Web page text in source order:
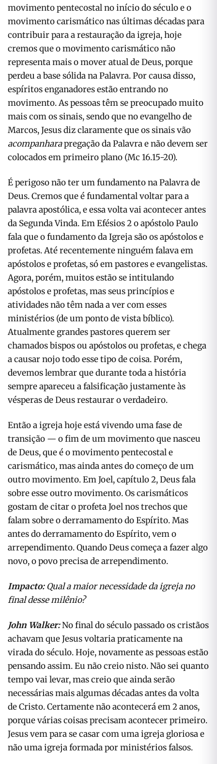
movimento pentecostal no início do século e o
movimento carismático nas últimas décadas para
contribuir para a restauração da igreja, hoje
cremos que o movimento carismático não
representa mais o mover atual de Deus, porque
perdeu a base sólida na Palavra. Por causa disso,
espíritos enganadores estão entrando no
movimento. As pessoas têm se preocupado muito
mais com os sinais, sendo que no evangelho de
Marcos, Jesus diz claramente que os sinais vão
acompanharapregação da Palavra e não devem ser
colocados em primeiro plano (Mc 16.15-20).
É perigoso não ter um fundamento na Palavra de
Deus. Cremos que é fundamental voltar para a
palavra apostólica, e essa volta vai acontecer antes
da Segunda Vinda. Em Efésios 2 o apóstolo Paulo
fala que o fundamento da Igreja são os apóstolos e
profetas. Até recentemente ninguém falava em
apóstolos e profetas, só em pastores e evangelistas.
Agora, porém, muitos estão se intitulando
apóstolos e profetas, mas seus princípios e
atividades não têm nada a ver com esses
ministérios (de um ponto de vista bíblico).
Atualmente grandes pastores querem ser
chamados bispos ou apóstolos ou profetas, e chega
a causar nojo todo esse tipo de coisa. Porém,
devemos lembrar que durante toda a história
sempre apareceu a falsificação justamente às
vésperas de Deus restaurar o verdadeiro.
Então a igreja hoje está vivendo uma fase de
transição — o fim de um movimento que nasceu
de Deus, que é o movimento pentecostal e
carismático, mas ainda antes do começo de um
outro movimento. Em Joel, capítulo 2, Deus fala
sobre esse outro movimento. Os carismáticos
gostam de citar o profeta Joel nos trechos que
falam sobre o derramamento do Espírito. Mas
antes do derramamento do Espírito, vem o
arrependimento. Quando Deus começa a fazer algo
novo, o povo precisa de arrependimento.
Impacto:Qual a maior necessidade da igreja no
final desse milênio?
John Walker:No final do século passado os cristãos
achavam que Jesus voltaria praticamente na
virada do século. Hoje, novamente as pessoas estão
pensando assim. Eu não creio nisto. Não sei quanto
tempo vai levar, mas creio que ainda serão
necessárias mais algumas décadas antes da volta
de Cristo. Certamente não acontecerá em 2 anos,
porque várias coisas precisam acontecer primeiro.
Jesus vem para se casar com uma igreja gloriosa e
não uma igreja formada por ministérios falsos.